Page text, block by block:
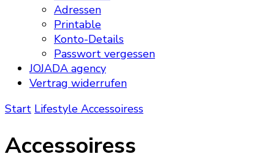
Adressen
Printable
Konto-Details
Passwort vergessen
JOJADA agency
Vertrag widerrufen
Start Lifestyle Accessoiress
Accessoiress